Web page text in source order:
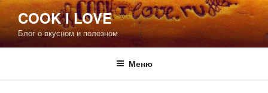
Перейти
к
содержимому
COOK I LOVE
Блог о вкусном и полезном
Меню